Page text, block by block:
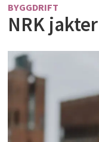
BYGGDRIFT
NRK